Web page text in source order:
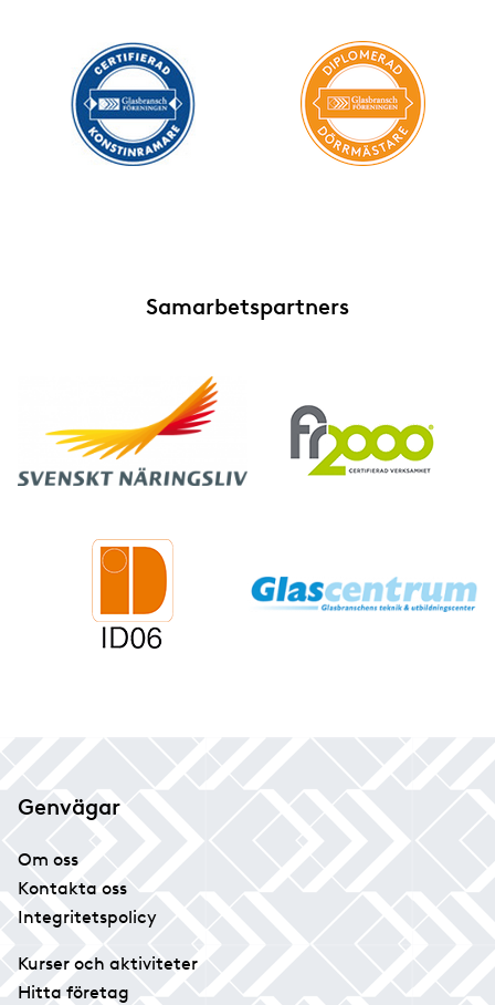
Samarbetspartners
Genvägar
Om oss
Kontakta oss
Integritetspolicy
Kurser och aktiviteter
Hitta företag